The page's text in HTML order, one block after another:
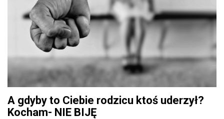
A gdyby to Ciebie rodzicu ktoś uderzył?
Kocham- NIE BIJĘ